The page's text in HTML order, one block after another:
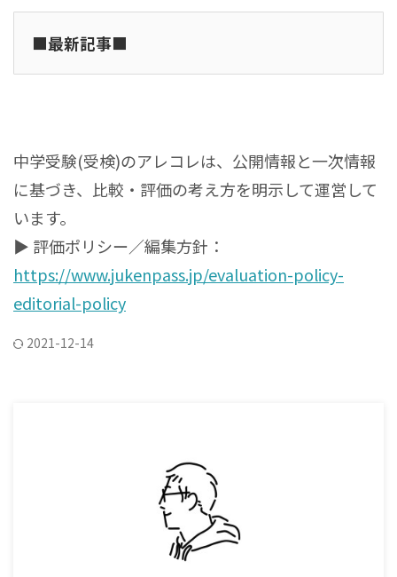
■最新記事■
中学受験(受検)のアレコレは、公開情報と一次情報
に基づき、比較・評価の考え方を明示して運営して
います。
▶ 評価ポリシー／編集方針：
https://www.jukenpass.jp/evaluation-policy-
editorial-policy
2021-12-14